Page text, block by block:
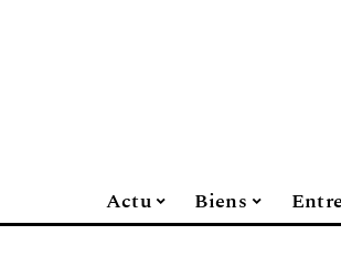
Actu Biens